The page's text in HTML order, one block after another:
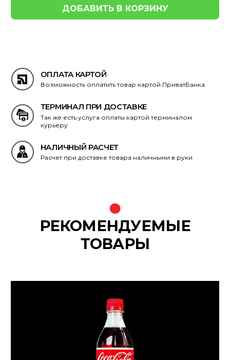
ОПЛАТА КАРТОЙ
Возможность оплатить товар картой ПриватБанка
ТЕРМИНАЛ ПРИ ДОСТАВКЕ
Так же есть услуга оплаты картой терминалом
курьеру
НАЛИЧНЫЙ РАСЧЕТ
Расчет при доставке товара наличными в руки
РЕКОМЕНДУЕМЫЕ
ТОВАРЫ